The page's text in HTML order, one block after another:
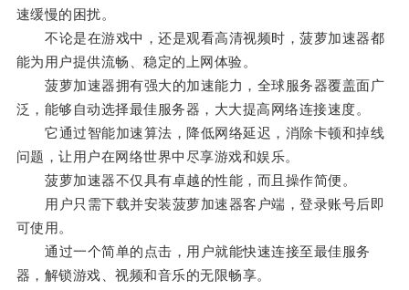
速缓慢的困扰。
不论是在游戏中，还是观看高清视频时，菠萝加速器都
能为用户提供流畅、稳定的上网体验。
菠萝加速器拥有强大的加速能力，全球服务器覆盖面广
泛，能够自动选择最佳服务器，大大提高网络连接速度。
它通过智能加速算法，降低网络延迟，消除卡顿和掉线
问题，让用户在网络世界中尽享游戏和娱乐。
菠萝加速器不仅具有卓越的性能，而且操作简便。
用户只需下载并安装菠萝加速器客户端，登录账号后即
可使用。
通过一个简单的点击，用户就能快速连接至最佳服务
器，解锁游戏、视频和音乐的无限畅享。